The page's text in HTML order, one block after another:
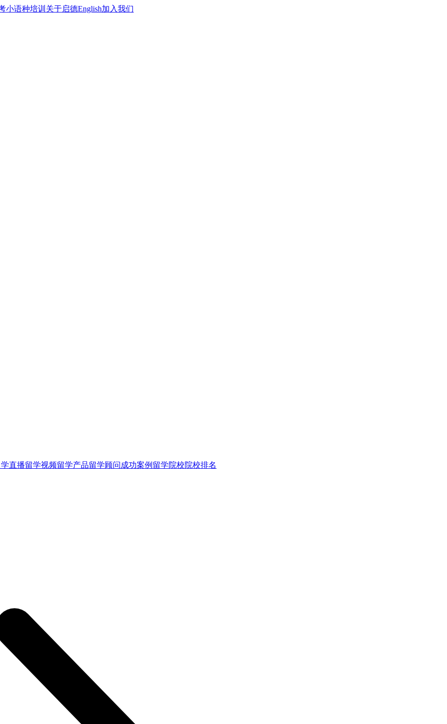
小语种培训 关于启德English加入我们
直播留学视频留学产品留学顾问 成功案例 留学院校院校排名